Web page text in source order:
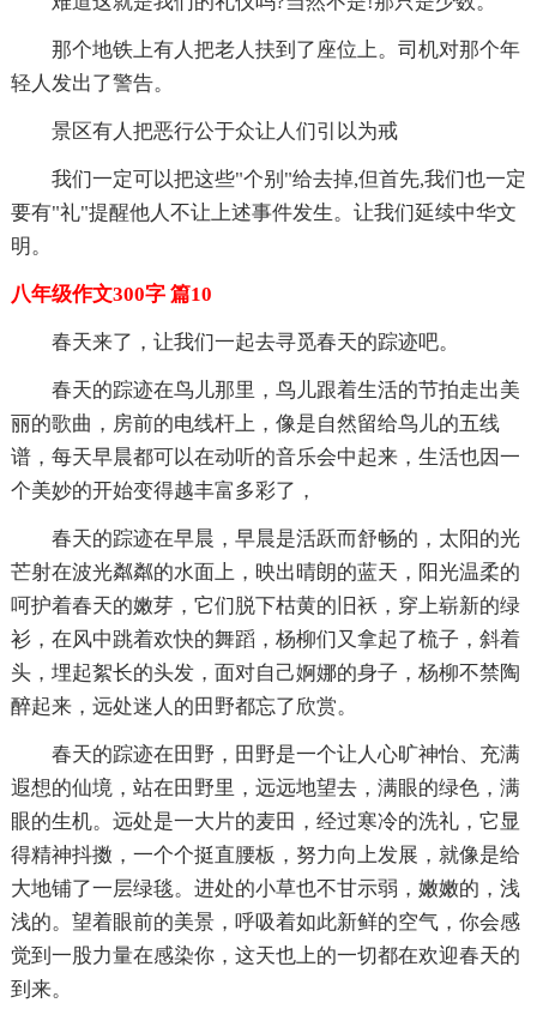
那个地铁上有人把老人扶到了座位上。司机对那个年
轻人发出了警告。
景区有人把恶行公于众让人们引以为戒
我们一定可以把这些"个别"给去掉,但首先,我们也一定
要有"礼"提醒他人不让上述事件发生。让我们延续中华文
明。
八年级作文300字 篇10
春天来了，让我们一起去寻觅春天的踪迹吧。
春天的踪迹在鸟儿那里，鸟儿跟着生活的节拍走出美
丽的歌曲，房前的电线杆上，像是自然留给鸟儿的五线
谱，每天早晨都可以在动听的音乐会中起来，生活也因一
个美妙的开始变得越丰富多彩了，
春天的踪迹在早晨，早晨是活跃而舒畅的，太阳的光
芒射在波光粼粼的水面上，映出晴朗的蓝天，阳光温柔的
呵护着春天的嫩芽，它们脱下枯黄的旧袄，穿上崭新的绿
衫，在风中跳着欢快的舞蹈，杨柳们又拿起了梳子，斜着
头，埋起絮长的头发，面对自己婀娜的身子，杨柳不禁陶
醉起来，远处迷人的田野都忘了欣赏。
春天的踪迹在田野，田野是一个让人心旷神怡、充满
遐想的仙境，站在田野里，远远地望去，满眼的绿色，满
眼的生机。远处是一大片的麦田，经过寒冷的洗礼，它显
得精神抖擞，一个个挺直腰板，努力向上发展，就像是给
大地铺了一层绿毯。进处的小草也不甘示弱，嫩嫩的，浅
浅的。望着眼前的美景，呼吸着如此新鲜的空气，你会感
觉到一股力量在感染你，这天也上的一切都在欢迎春天的
到来。